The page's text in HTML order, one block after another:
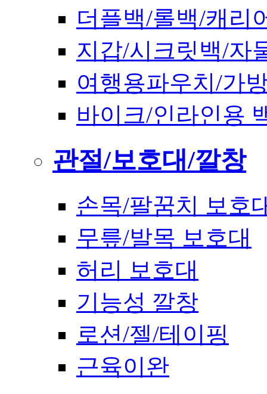
더플백/롤백/캐리
지갑/시크릿백/자
여행용파우치/가
바이크/인라인용
관절/보호대/깔창
손목/팔꿈치 보호
무릎/발목 보호대
허리 보호대
기능성 깔창
로션/젤/테이핑
근육이완